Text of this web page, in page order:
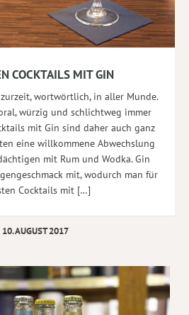
COCKTAILS MIT GIN
wortwörtlich, in aller Munde.
würzig und schlichtweg immer
mit Gin sind daher auch ganz
eine willkommene Abwechslung
mit Rum und Wodka. Gin
mit, wodurch man für
Cocktails mit […]
10. AUGUST 2017